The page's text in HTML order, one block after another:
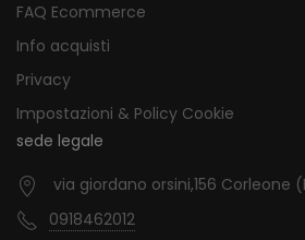
FAQ Ecommerce
Info acquisti
Privacy
Impostazioni & Policy Cookie
sede legale
via giordano orsini,156
0918462012